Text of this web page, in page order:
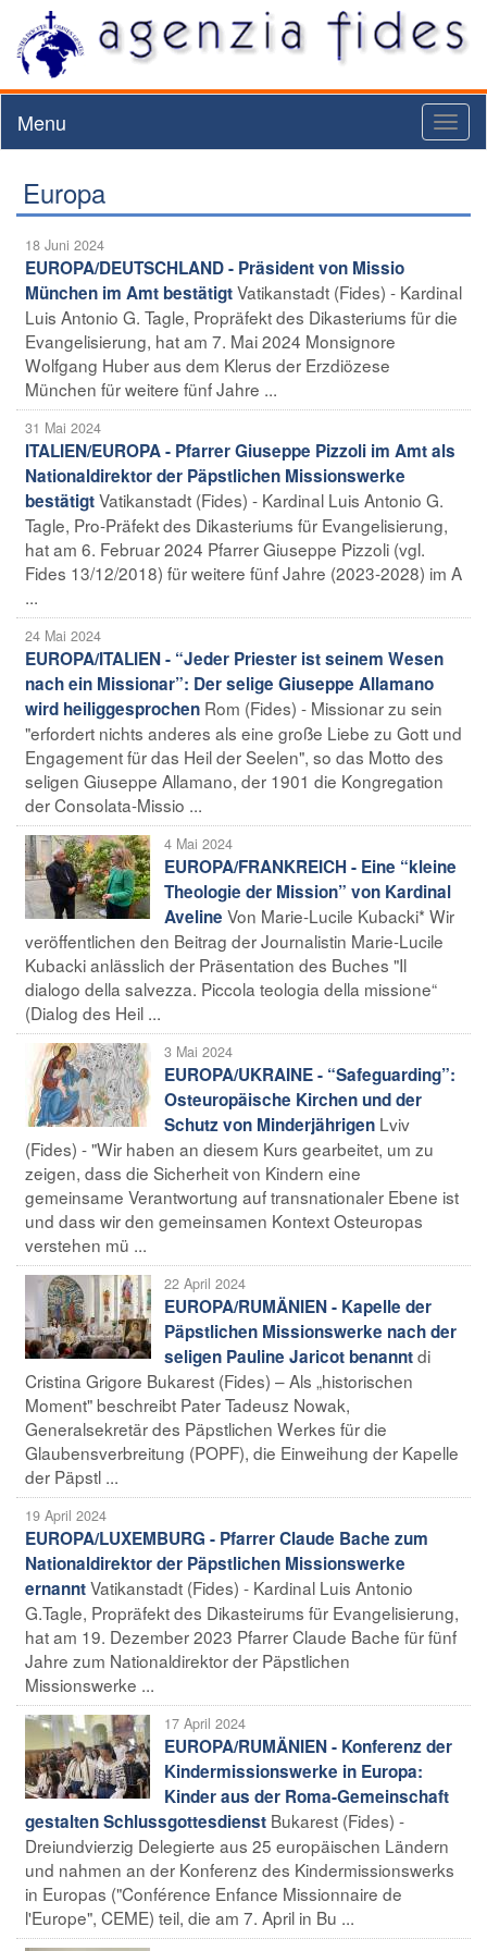
Menu
Europa
18 Juni 2024
EUROPA/DEUTSCHLAND - Präsident von Missio
München im Amt bestätigtVatikanstadt (Fides) - Kardinal
Luis Antonio G. Tagle, Propräfekt des Dikasteriums für die
Evangelisierung, hat am 7. Mai 2024 Monsignore
Wolfgang Huber aus dem Klerus der Erzdiözese
München für weitere fünf Jahre ...
31 Mai 2024
ITALIEN/EUROPA - Pfarrer Giuseppe Pizzoli im Amt als
Nationaldirektor der Päpstlichen Missionswerke
bestätigtVatikanstadt (Fides) - Kardinal Luis Antonio G.
Tagle, Pro-Präfekt des Dikasteriums für Evangelisierung,
hat am 6. Februar 2024 Pfarrer Giuseppe Pizzoli (vgl.
Fides 13/12/2018) für weitere fünf Jahre (2023-2028) im A
...
24 Mai 2024
EUROPA/ITALIEN - “Jeder Priester ist seinem Wesen
nach ein Missionar”: Der selige Giuseppe Allamano
wird heiliggesprochen Rom (Fides) - Missionar zu sein
"erfordert nichts anderes als eine große Liebe zu Gott und
Engagement für das Heil der Seelen", so das Motto des
seligen Giuseppe Allamano, der 1901 die Kongregation
der Consolata-Missio ...
4 Mai 2024
EUROPA/FRANKREICH - Eine “kleine
Theologie der Mission” von Kardinal
Aveline Von Marie-Lucile Kubacki* Wir
veröffentlichen den Beitrag der Journalistin Marie-Lucile
Kubacki anlässlich der Präsentation des Buches "Il
dialogo della salvezza. Piccola teologia della missione“
(Dialog des Heil ...
3 Mai 2024
EUROPA/UKRAINE - “Safeguarding”:
Osteuropäische Kirchen und der
Schutz von Minderjährigen Lviv
(Fides) - "Wir haben an diesem Kurs gearbeitet, um zu
zeigen, dass die Sicherheit von Kindern eine
gemeinsame Verantwortung auf transnationaler Ebene ist
und dass wir den gemeinsamen Kontext Osteuropas
verstehen mü ...
22 April 2024
EUROPA/RUMÄNIEN - Kapelle der
Päpstlichen Missionswerke nach der
seligen Pauline Jaricot benanntdi
Cristina Grigore Bukarest (Fides) – Als „historischen
Moment" beschreibt Pater Tadeusz Nowak,
Generalsekretär des Päpstlichen Werkes für die
Glaubensverbreitung (POPF), die Einweihung der Kapelle
der Päpstl ...
19 April 2024
EUROPA/LUXEMBURG - Pfarrer Claude Bache zum
Nationaldirektor der Päpstlichen Missionswerke
ernanntVatikanstadt (Fides) - Kardinal Luis Antonio
G.Tagle, Propräfekt des Dikasteirums für Evangelisierung,
hat am 19. Dezember 2023 Pfarrer Claude Bache für fünf
Jahre zum Nationaldirektor der Päpstlichen
Missionswerke ...
17 April 2024
EUROPA/RUMÄNIEN - Konferenz der
Kindermissionswerke in Europa:
Kinder aus der Roma-Gemeinschaft
gestalten Schlussgottesdienst Bukarest (Fides) -
Dreiundvierzig Delegierte aus 25 europäischen Ländern
und nahmen an der Konferenz des Kindermissionswerks
in Europas ("Conférence Enfance Missionnaire de
l'Europe", CEME) teil, die am 7. April in Bu ...